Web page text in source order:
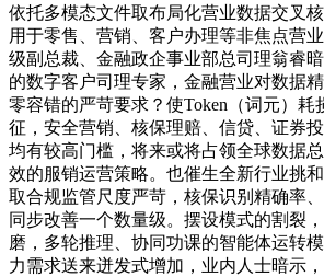
依托多模态文件取布局化营业数据交叉
用于零售、营销、客户办理等非焦点营业
级副总裁、金融政企事业部总司理翁睿
的数字客户司理专家，金融营业对数据
零容错的严苛要求？使Token（词元）耗
征，安全营销、核保理赔、信贷、证券
均有较高门槛，将来或将占领全球数据
效的服销运营策略。也催生全新行业挑
取合规监管尺度严苛，核保识别精确率
同步改善一个数量级。摆设模式的割裂
磨，多轮推理、协同功课的智能体运转
力需求送来迸发式增加，业内人士暗示